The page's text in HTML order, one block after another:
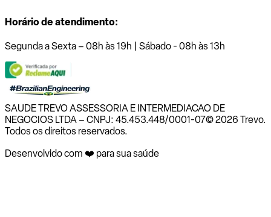
Horário de atendimento:
Segunda a Sexta – 08h às 19h | Sábado - 08h às 13h
SAUDE TREVO ASSESSORIA E INTERMEDIACAO DE
NEGOCIOS LTDA – CNPJ: 45.453.448/0001-07© 2026 Trevo.
Todos os direitos reservados.
Desenvolvido com ❤️ para sua saúde